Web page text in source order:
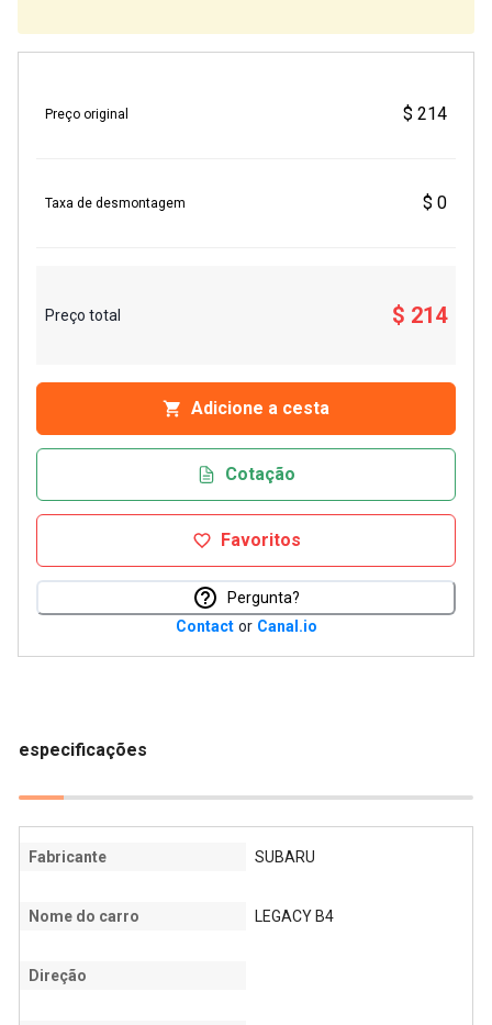
Preço original $ 214
Taxa de desmontagem $ 0
Preço total $ 214
Adicione a cesta
Cotação
Favoritos
Pergunta?
Contact or Canal.io
especificações
Fabricante SUBARU
Nome do carro LEGACY B4
Direção